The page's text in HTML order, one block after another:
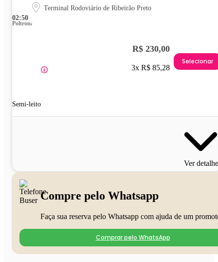
02:50
Terminal Rodoviário de Ribeirão Preto
Poltrona
Semi-leito
R$ 230,00
3x R$ 85,28
Selecionar
Ver
Compre pelo Whatsapp
Faça sua reserva pelo Whatsapp com ajuda de um
Comprar pelo WhatsApp